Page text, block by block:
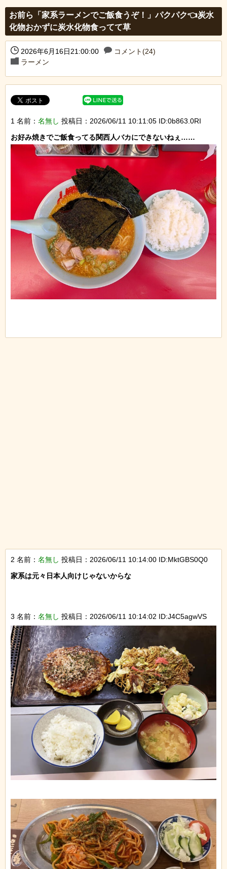
お前ら「家系ラーメンでご飯食うぞ！」パクパク👈炭水
化物おかずに炭水化物食ってて草
2026年6月16日21:00:00
コメント(24)
ラーメン
1 名前： 名無し 投稿日：2026/06/11 10:11:05 ID:0b863.0RI
2 名前： 名無し 投稿日：2026/06/11 10:14:00 ID:MktGBS0Q0
家系は元々日本人向けじゃないからな
3 名前： 名無し 投稿日：2026/06/11 10:14:02 ID:J4C5agwVS